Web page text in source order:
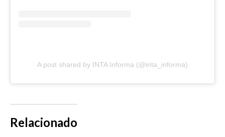
A post shared by INTA Informa (@inta_informa)
Relacionado